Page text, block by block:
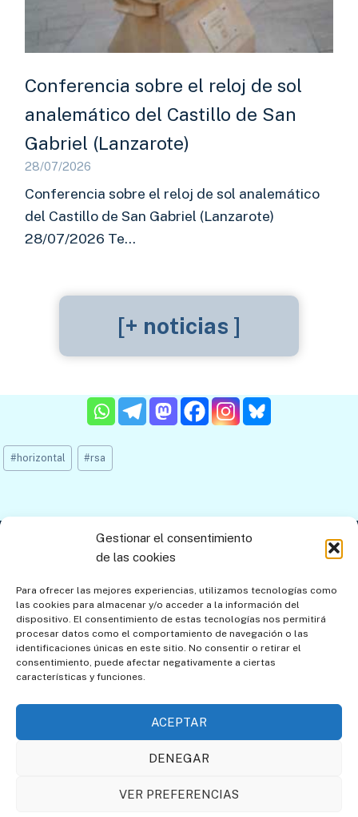
Gestionar el consentimiento
de las cookies
Para ofrecer las mejores experiencias, utilizamos tecnologías como
las cookies para almacenar y/o acceder a la información del
dispositivo. El consentimiento de estas tecnologías nos permitirá
procesar datos como el comportamiento de navegación o las
identificaciones únicas en este sitio. No consentir o retirar el
consentimiento, puede afectar negativamente a ciertas
características y funciones.
ACEPTAR
DENEGAR
VER PREFERENCIAS
Conferencia sobre el reloj de sol
analemático del Castillo de San
Gabriel (Lanzarote)
28/07/2026
Conferencia sobre el reloj de sol analemático
del Castillo de San Gabriel (Lanzarote)
28/07/2026 Te…
[+ noticias ]
Etiquetas
de
#horizontal #rsa
Aviso legal
Política de cookies Mapa del sitio
Política de cookies (UE)
los Relojes de Sol
Societat Catalana de